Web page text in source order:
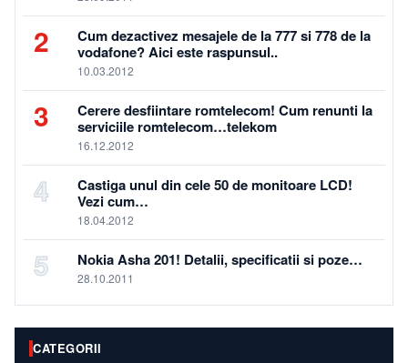
2
Cum dezactivez mesajele de la 777 si 778 de la
vodafone? Aici este raspunsul..
10.03.2012
3
Cerere desfiintare romtelecom! Cum renunti la
serviciile romtelecom…telekom
16.12.2012
4
Castiga unul din cele 50 de monitoare LCD!
Vezi cum…
18.04.2012
5 Nokia Asha 201! Detalii, specificatii si poze…
28.10.2011
CATEGORII